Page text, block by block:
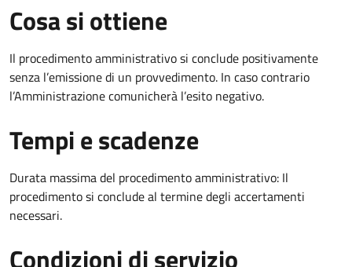
Cosa si ottiene
Il procedimento amministrativo si conclude positivamente
senza l’emissione di un provvedimento. In caso contrario
l’Amministrazione comunicherà l’esito negativo.
Tempi e scadenze
Durata massima del procedimento amministrativo: Il
procedimento si conclude al termine degli accertamenti
necessari.
Condizioni di servizio